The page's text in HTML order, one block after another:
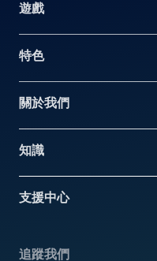
遊戲
特色
關於我們
知識
支援中心
追蹤我們